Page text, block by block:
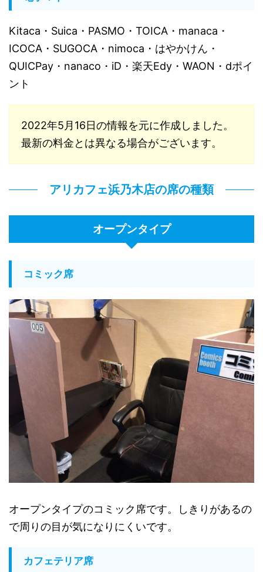
Kitaca・Suica・PASMO・TOICA・manaca・
ICOCA・SUGOCA・nimoca・はやかけん・
QUICPay・nanaco・iD・楽天Edy・WAON・dポイ
ント
2022年5月16日の情報を元に作成しました。
最新の料金とは異なる場合がございます。
アリカフェ浜乃木店の席の種類
オープンタイプ
コミック席
オープンタイプのコミック席です。しきりがあるの
で周りの目が気になりにくいです。
カフェテリア席